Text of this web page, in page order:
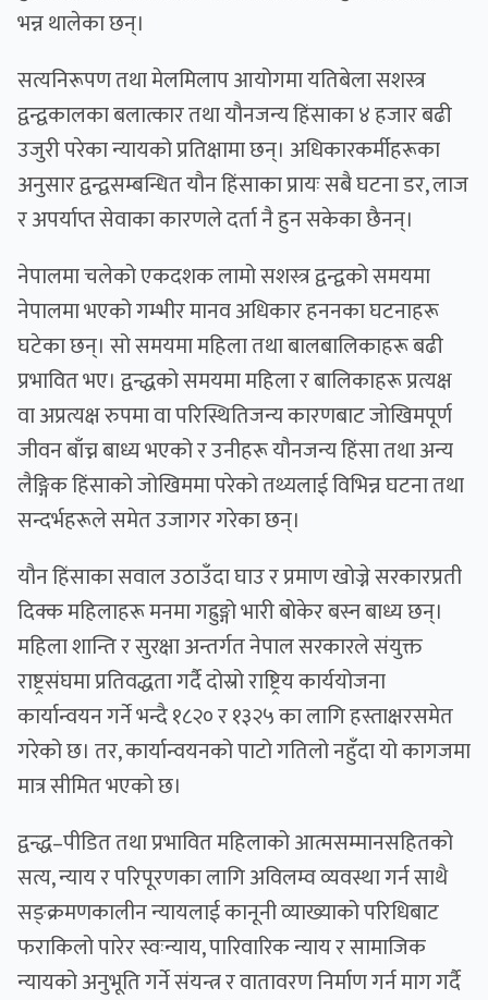
भन्न थालेका छन्।
सत्यनिरूपण तथा मेलमिलाप आयोगमा यतिबेला सशस्त्र
द्वन्द्वकालका बलात्कार तथा यौनजन्य हिंसाका ४ हजार बढी
उजुरी परेका न्यायको प्रतिक्षामा छन्। अधिकारकर्मीहरूका
अनुसार द्वन्द्वसम्बन्धित यौन हिंसाका प्रायः सबै घटना डर, लाज
र अपर्याप्त सेवाका कारणले दर्ता नै हुन सकेका छैनन्।
नेपालमा चलेको एकदशक लामो सशस्त्र द्वन्द्वको समयमा
नेपालमा भएको गम्भीर मानव अधिकार हननका घटनाहरू
घटेका छन्। सो समयमा महिला तथा बालबालिकाहरू बढी
प्रभावित भए। द्वन्द्धको समयमा महिला र बालिकाहरू प्रत्यक्ष
वा अप्रत्यक्ष रुपमा वा परिस्थितिजन्य कारणबाट जोखिमपूर्ण
जीवन बाँच्न बाध्य भएको र उनीहरू यौनजन्य हिंसा तथा अन्य
लैङ्गिक हिंसाको जोखिममा परेको तथ्यलाई विभिन्न घटना तथा
सन्दर्भहरूले समेत उजागर गरेका छन्।
यौन हिंसाका सवाल उठाउँदा घाउ र प्रमाण खोज्ने सरकारप्रती
दिक्क महिलाहरू मनमा गह्रुङ्गो भारी बोकेर बस्न बाध्य छन्।
महिला शान्ति र सुरक्षा अन्तर्गत नेपाल सरकारले संयुक्त
राष्ट्रसंघमा प्रतिवद्धता गर्दै दोस्रो राष्ट्रिय कार्ययोजना
कार्यान्वयन गर्ने भन्दै १८२० र १३२५ का लागि हस्ताक्षरसमेत
गरेको छ। तर, कार्यान्वयनको पाटो गतिलो नहुँदा यो कागजमा
मात्र सीमित भएको छ।
द्वन्द्ध–पीडित तथा प्रभावित महिलाको आत्मसम्मानसहितको
सत्य, न्याय र परिपूरणका लागि अविलम्व व्यवस्था गर्न साथै
सङ्क्रमणकालीन न्यायलाई कानूनी व्याख्याको परिधिबाट
फराकिलो पारेर स्वःन्याय, पारिवारिक न्याय र सामाजिक
न्यायको अनुभूति गर्ने संयन्त्र र वातावरण निर्माण गर्न माग गर्दै